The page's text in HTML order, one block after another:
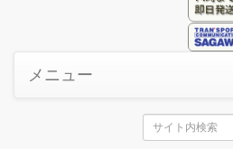
メニュー